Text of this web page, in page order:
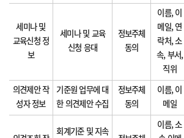
세미나 및
교육신청 정
보
세미나 및 교육
신청 응대
정보주체
동의
이름, 이
메일, 연
락처, 소
속, 부서,
직위
의견제안 작
성자 정보
기준원 업무에 대
한 의견제안 수집
정보주체
동의
이름, 이
메일
회계기준 및 지속
이름, 소